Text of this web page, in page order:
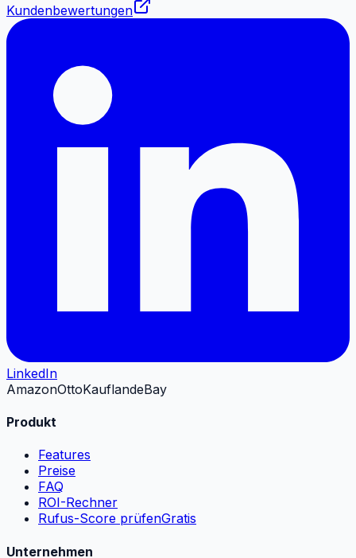
Kundenbewertungen
LinkedIn
AmazonOttoKauflandeBay
Produkt
Features
Preise
FAQ
ROI-Rechner
Rufus-Score prüfenGratis
Unternehmen